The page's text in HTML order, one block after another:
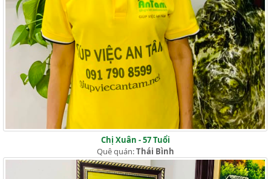
Chị Xuân - 57 Tuổi
Quê quán:Thái Bình